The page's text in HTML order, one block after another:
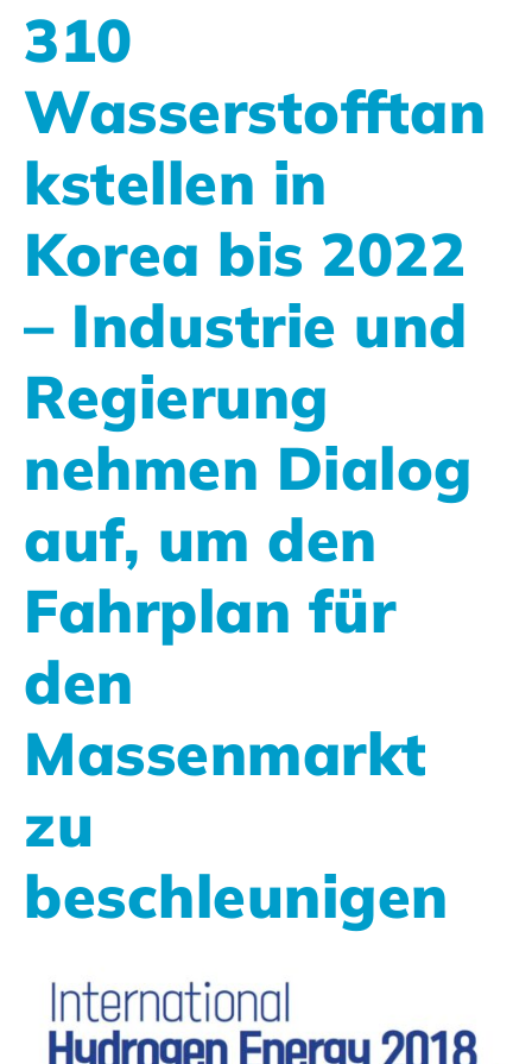
310
Wasserstofftan
kstellen in
Korea bis 2022
– Industrie und
Regierung
nehmen Dialog
auf, um den
Fahrplan für
den
Massenmarkt
zu
beschleunigen